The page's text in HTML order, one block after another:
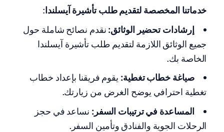
خدماتنا المخصصة لتقديم طلب تأشيرة آيسلندا:
إرشادات تحضير الوثائق: نقدم نصائح شاملة حول
جميع الوثائق اللازمة لتقديم طلب تأشيرة آيسلندا
الخاصة بك.
صياغة خطاب تغطية: يقوم فريقنا بإعداد خطاب
تغطية احترافي يوضح الغرض من زيارتك.
المساعدة في ترتيبات السفر: نساعد في حجز
الرحلات الجوية والفنادق وتأمين السفر.